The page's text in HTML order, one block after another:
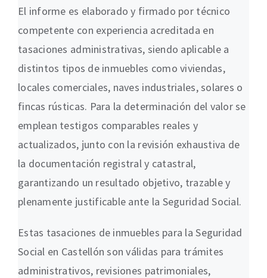
El informe es elaborado y firmado por técnico
competente con experiencia acreditada en
tasaciones administrativas, siendo aplicable a
distintos tipos de inmuebles como viviendas,
locales comerciales, naves industriales, solares o
fincas rústicas. Para la determinación del valor se
emplean testigos comparables reales y
actualizados, junto con la revisión exhaustiva de
la documentación registral y catastral,
garantizando un resultado objetivo, trazable y
plenamente justificable ante la Seguridad Social.
Estas tasaciones de inmuebles para la Seguridad
Social en Castellón son válidas para trámites
administrativos, revisiones patrimoniales,